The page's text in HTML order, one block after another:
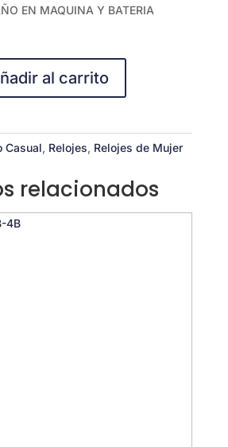
EN MAQUINA Y BATERIA
al carrito
Casual, Relojes, Relojes de Mujer
relacionados